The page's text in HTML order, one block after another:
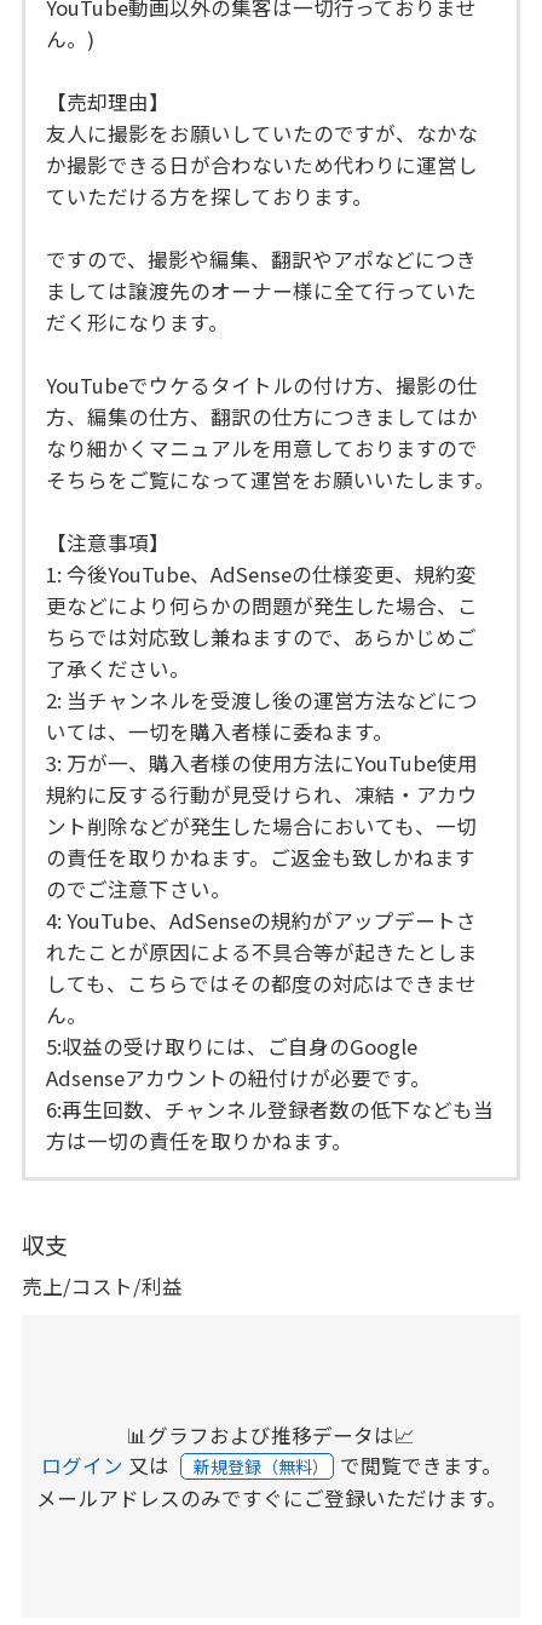
YouTube動画以外の集客は一切行っておりませ
ん。)
【売却理由】
友人に撮影をお願いしていたのですが、なかな
か撮影できる日が合わないため代わりに運営し
ていただける方を探しております。
ですので、撮影や編集、翻訳やアポなどにつき
ましては譲渡先のオーナー様に全て行っていた
だく形になります。
YouTubeでウケるタイトルの付け方、撮影の仕
方、編集の仕方、翻訳の仕方につきましてはか
なり細かくマニュアルを用意しておりますので
そちらをご覧になって運営をお願いいたします。
【注意事項】
1: 今後YouTube、AdSenseの仕様変更、規約変
更などにより何らかの問題が発生した場合、こ
ちらでは対応致し兼ねますので、あらかじめご
了承ください。
2: 当チャンネルを受渡し後の運営方法などにつ
いては、一切を購入者様に委ねます。
3: 万が一、購入者様の使用方法にYouTube使用
規約に反する行動が見受けられ、凍結・アカウ
ント削除などが発生した場合においても、一切
の責任を取りかねます。ご返金も致しかねます
のでご注意下さい。
4: YouTube、AdSenseの規約がアップデートさ
れたことが原因による不具合等が起きたとしま
しても、こちらではその都度の対応はできませ
ん。
5:収益の受け取りには、ご自身のGoogle
Adsenseアカウントの紐付けが必要です。
6:再生回数、チャンネル登録者数の低下なども当
方は一切の責任を取りかねます。
収支
売上/コスト/利益
📊グラフおよび推移データは📈
ログイン 又は 新規登録（無料） で閲覧できます。
メールアドレスのみですぐにご登録いただけます。